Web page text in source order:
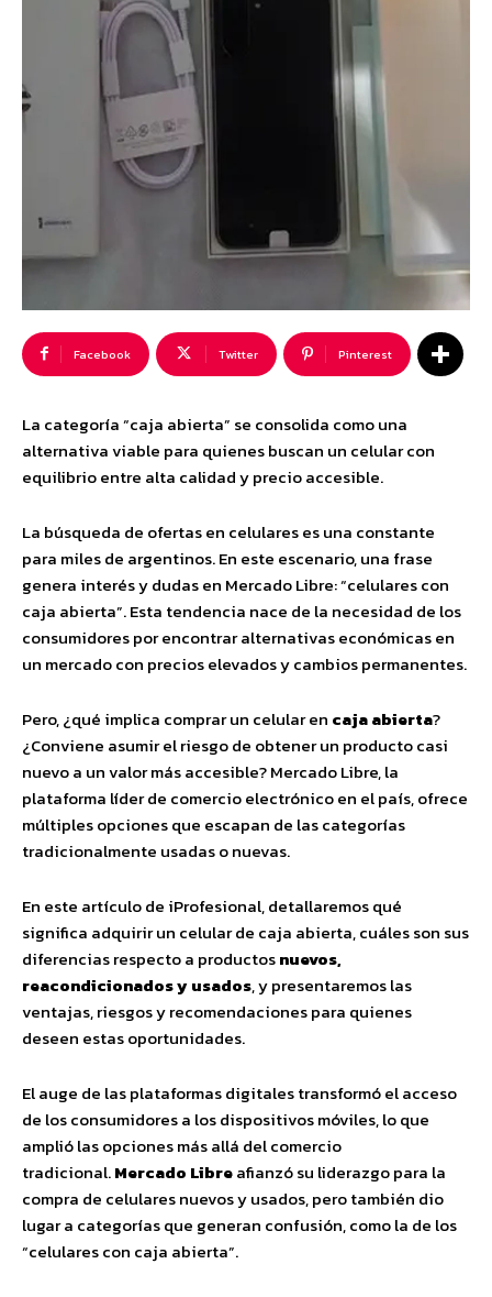
Facebook Twitter Pinterest
La categoría “caja abierta” se consolida como una
alternativa viable para quienes buscan un celular con
equilibrio entre alta calidad y precio accesible.
La búsqueda de ofertas en celulareses una constante
para miles de argentinos. En este escenario, una frase
genera interés y dudas en Mercado Libre: “celulares con
caja abierta”. Esta tendencia nace de la necesidad de los
consumidores por encontrar alternativas económicas en
un mercado con precios elevados y cambios permanentes.
Pero, ¿qué implica comprar un celular en caja abierta?
¿Conviene asumir el riesgo de obtener un producto casi
nuevo a un valor más accesible? Mercado Libre, la
plataforma líder de comercio electrónico en el país, ofrece
múltiples opciones que escapan de las categorías
tradicionalmente usadas o nuevas.
En este artículo de iProfesional, detallaremos qué
significa adquirir un celular de caja abierta, cuáles son sus
diferencias respecto a productosnuevos,
reacondicionados y usados, y presentaremos las
ventajas, riesgos y recomendaciones para quienes
deseen estas oportunidades.
El auge de las plataformas digitales transformó el acceso
de los consumidores a los dispositivos móviles, lo que
amplió las opciones más allá del comercio
tradicional.Mercado Libreafianzó su liderazgo para la
compra de celulares nuevos y usados, pero también dio
lugar a categorías que generan confusión, como la de los
“celulares con caja abierta”.